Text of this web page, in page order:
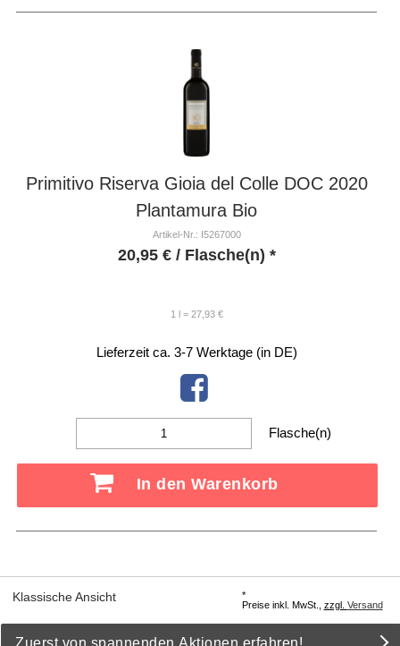
Primitivo Riserva Gioia del Colle DOC 2020
Plantamura Bio
Artikel-Nr.: I5267000
20,95 €/ Flasche(n) *
1 l = 27,93 €
Lieferzeit ca. 3-7 Werktage (in DE)
Flasche(n)
In den Warenkorb
Klassische Ansicht
*
Preise inkl. MwSt., zzgl. Versand
Zuerst von spannenden Aktionen erfahren!